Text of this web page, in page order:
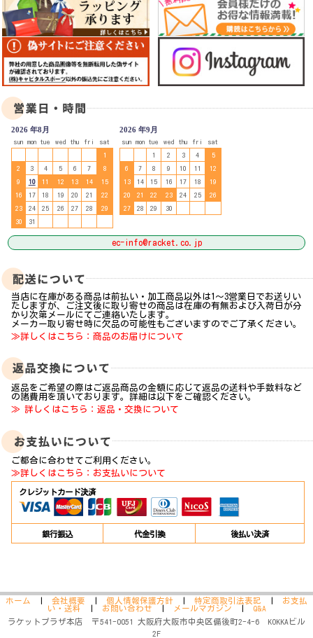
2026 年8月
sun mon tue wed thu fri
sat
1
2
3 4 5 6 7
8
9
10 11 12 13 14
15
16
17 18 19 20 21
22
23
24 25 26 27 28
29
30
31
2026 年9月
sun mon tue wed thu fri
sat
1
2 3 4
5
6
7 8 9 10 11
12
13
14 15 16 17 18
19
20
21 22 23 24 25
26
27
28 29 30
ec-info@racket.co.jp
当店に在庫がある商品は前払い・加工商品以外は1～3営業日でお送りい
たしますが、ご注文後に取り寄せの商品は在庫の有無および入荷日が分
かり次第メールにてご連絡いたします。
メーカー取り寄せ時に欠品の可能性もございますのでご了承ください。
≫詳しくはこちら：商品のお届けについて
返品をご希望の際はご返品商品の金額に応じて返品の送料や手数料など
の諸費用を頂いております。詳細は以下をご確認ください。
≫ 詳しくはこちら：返品・交換について
ご都合に合わせてご利用ください。
≫詳しくはこちら：お支払いについて
クレジットカード決済
銀行振込 代金引換 後払い決済
ホーム 会社概要 個人情報保護方針 特定商取引法表記
お支払
い・送料
お問い合わせ メールマガジン
Q&A
ラケットプラザ本店 〒541-0051 大阪府大阪市中央区備後町2-4-6 KOKKAビル
2F